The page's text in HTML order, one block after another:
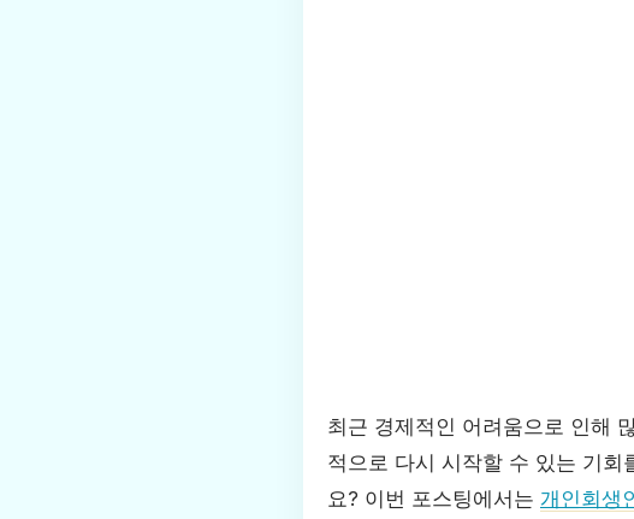
최근 경제적인 어려움으로 인해
적으로 다시 시작할 수 있는 기
요? 이번 포스팅에서는 개인회생